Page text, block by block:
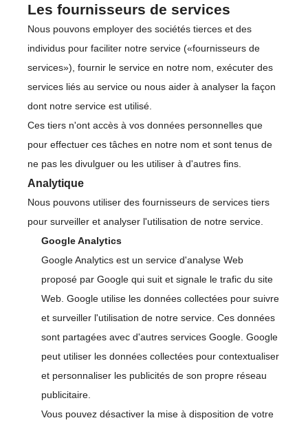
Les fournisseurs de services
Nous pouvons employer des sociétés tierces et des
individus pour faciliter notre service («fournisseurs de
services»), fournir le service en notre nom, exécuter des
services liés au service ou nous aider à analyser la façon
dont notre service est utilisé.
Ces tiers n'ont accès à vos données personnelles que
pour effectuer ces tâches en notre nom et sont tenus de
ne pas les divulguer ou les utiliser à d'autres fins.
Analytique
Nous pouvons utiliser des fournisseurs de services tiers
pour surveiller et analyser l'utilisation de notre service.
Google Analytics
Google Analytics est un service d'analyse Web
proposé par Google qui suit et signale le trafic du site
Web. Google utilise les données collectées pour suivre
et surveiller l'utilisation de notre service. Ces données
sont partagées avec d'autres services Google. Google
peut utiliser les données collectées pour contextualiser
et personnaliser les publicités de son propre réseau
publicitaire.
Vous pouvez désactiver la mise à disposition de votre